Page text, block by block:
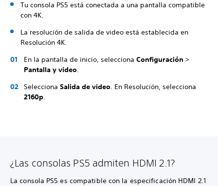
Tu consola PS5 está conectada a una pantalla compatible
con 4K.
La resolución de salida de video está establecida en
Resolución 4K.
En la pantalla de inicio, selecciona Configuración >
Pantalla y video.
Selecciona Salida de video. En Resolución, selecciona
2160p.
¿Las consolas PS5 admiten HDMI 2.1?
La consola PS5 es compatible con la especificación HDMI 2.1